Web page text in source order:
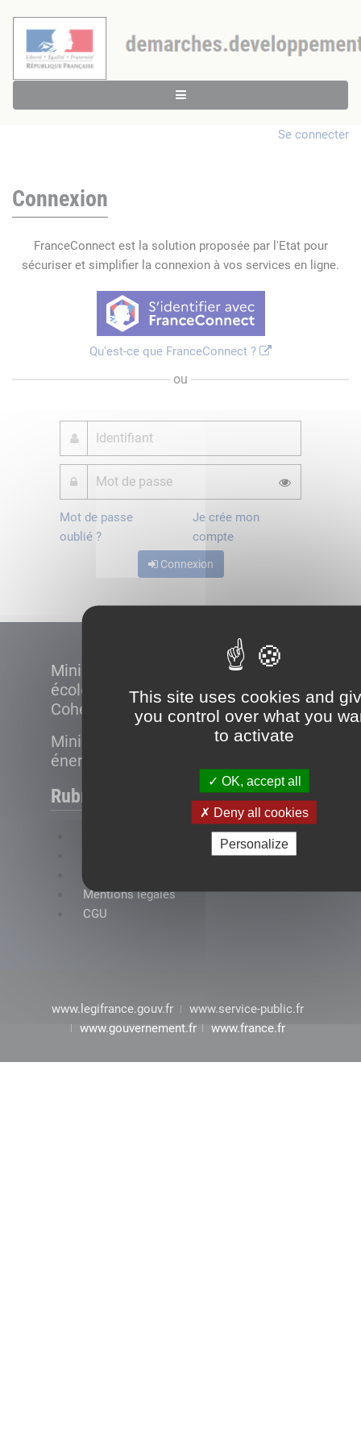
This site uses cookies and
you control over what you
to activate
OK, accept all
Deny all cookies
Personalize
Se connecter
Connexion
FranceConnect est la solution proposée par l'Etat pour
sécuriser et simplifier la connexion à vos services en ligne.
Qu'est-ce que FranceConnect ?
ou
Mot de passe
oublié ?
Je crée mon
compte
Connexion
Ministère de la Transition
écologique et de la
Cohésion des territoires
Ministère de la Transition
énergétique
Rubriques
Mentions légales
CGU
www.legifrance.gouv.fr
www.service-public.fr
www.gouvernement.fr
www.france.fr